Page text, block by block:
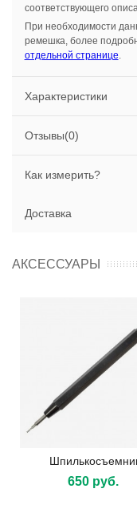
соответствующего
При необходимости
ремешка, более
отдельной странице
Характеристики
Отзывы(0)
Как измерить?
Доставка
АКСЕССУАРЫ
650 руб.